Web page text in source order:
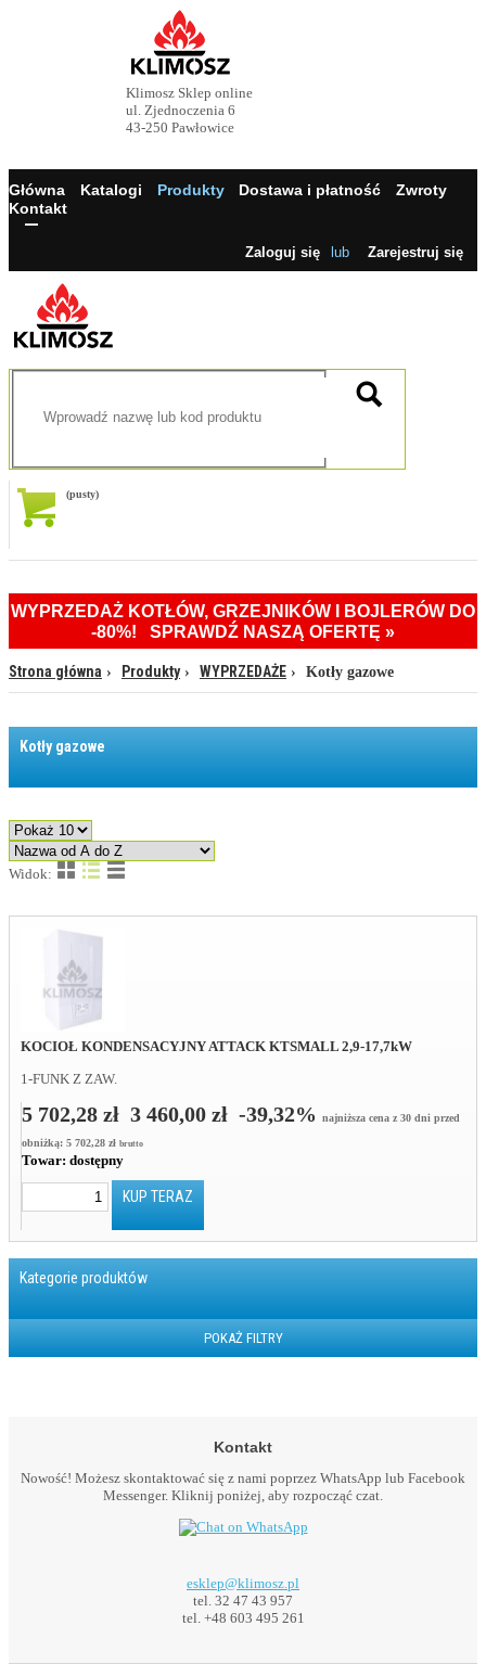
Klimosz Sklep online
ul. Zjednoczenia 6
43-250 Pawłowice
Główna Katalogi Produkty Dostawa i płatność
Zwroty
Kontakt
Zaloguj się lub Zarejestruj się
(pusty)
WYPRZEDAŻ KOTŁÓW, GRZEJNIKÓW I BOJLERÓW DO
-80%! SPRAWDŹ NASZĄ OFERTĘ »
Strona główna Produkty WYPRZEDAŻE Kotły gazowe
Kotły gazowe
Widok:
KOCIOŁ KONDENSACYJNY ATTACK KTSMALL 2,9-17,7kW
1-FUNK Z ZAW.
5 702,28 zł 3 460,00 zł -39,32% najniższa cena z 30 dni przed
obniżką: 5 702,28 zł brutto
Towar: dostępny
KUP TERAZ
Kategorie produktów
POKAŻ FILTRY
Kontakt
Nowość! Możesz skontaktować się z nami poprzez WhatsApp lub Facebook
Messenger. Kliknij poniżej, aby rozpocząć czat.
esklep@klimosz.pl
tel. 32 47 43 957
tel. +48 603 495 261